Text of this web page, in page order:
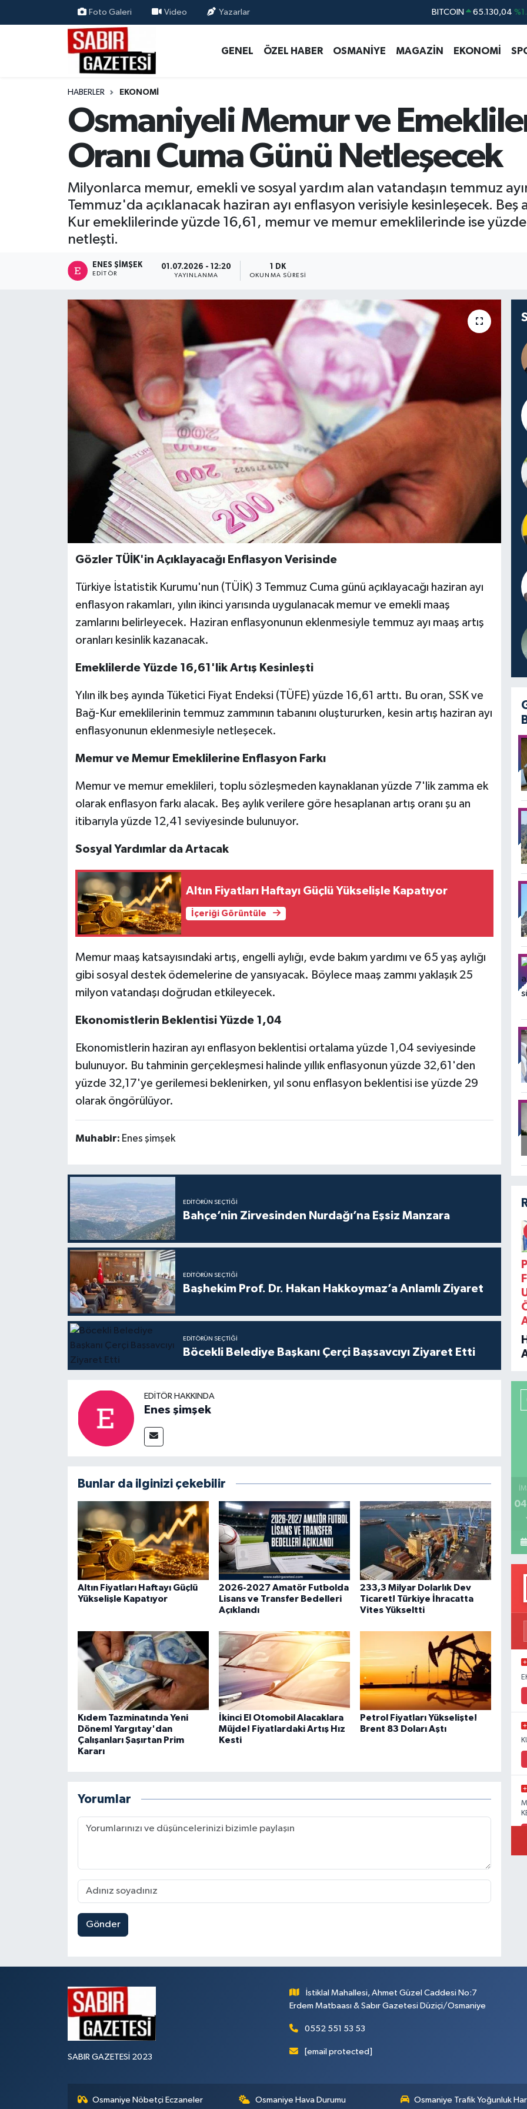
Foto Galeri Video Yazarlar
47,7106
GENEL ÖZEL HABER OSMANİYE MAGAZİN EKONOMİ
HABERLER EKONOMI
Osmaniyeli Memur ve
Oranı Cuma Günü Netleşecek
Milyonlarca memur, emekli ve sosyal yardım alan vatandaşın temmuz
Temmuz'da açıklanacak haziran ayı enflasyon verisiyle kesinleşecek. Beş
Kur emeklilerinde yüzde 16,61, memur ve memur emeklilerinde ise
netleşti.
ENES ŞIMŞEK
EDITÖR
01.07.2026 - 12:20
YAYINLANMA
1 DK
OKUNMA SÜRESI
Gözler TÜİK'in Açıklayacağı Enflasyon Verisinde
Türkiye İstatistik Kurumu'nun (TÜİK) 3 Temmuz Cuma günü açıklayacağı haziran ayı
enflasyon rakamları, yılın ikinci yarısında uygulanacak memur ve emekli maaş
zamlarını belirleyecek. Haziran enflasyonunun eklenmesiyle temmuz ayı maaş artış
oranları kesinlik kazanacak.
Emeklilerde Yüzde 16,61'lik Artış Kesinleşti
Yılın ilk beş ayında Tüketici Fiyat Endeksi (TÜFE) yüzde 16,61 arttı. Bu oran, SSK ve
Bağ-Kur emeklilerinin temmuz zammının tabanını oluştururken, kesin artış haziran ayı
enflasyonunun eklenmesiyle netleşecek.
Memur ve Memur Emeklilerine Enflasyon Farkı
Memur ve memur emeklileri, toplu sözleşmeden kaynaklanan yüzde 7'lik zamma ek
olarak enflasyon farkı alacak. Beş aylık verilere göre hesaplanan artış oranı şu an
itibarıyla yüzde 12,41 seviyesinde bulunuyor.
Sosyal Yardımlar da Artacak
Altın Fiyatları Haftayı Güçlü Yükselişle Kapatıyor
İçeriği Görüntüle
Memur maaş katsayısındaki artış, engelli aylığı, evde bakım yardımı ve 65 yaş aylığı
gibi sosyal destek ödemelerine de yansıyacak. Böylece maaş zammı yaklaşık 25
milyon vatandaşı doğrudan etkileyecek.
Ekonomistlerin Beklentisi Yüzde 1,04
Ekonomistlerin haziran ayı enflasyon beklentisi ortalama yüzde 1,04 seviyesinde
bulunuyor. Bu tahminin gerçekleşmesi halinde yıllık enflasyonun yüzde 32,61'den
yüzde 32,17'ye gerilemesi beklenirken, yıl sonu enflasyon beklentisi ise yüzde 29
olarak öngörülüyor.
Muhabir: Enes şimşek
EDITÖRÜN SEÇTIĞI
Bahçe’nin Zirvesinden Nurdağı’na Eşsiz Manzara
EDITÖRÜN SEÇTIĞI
Başhekim Prof. Dr. Hakan Hakkoymaz’a Anlamlı Ziyaret
EDITÖRÜN SEÇTIĞI
Böcekli Belediye Başkanı Çerçi Başsavcıyı Ziyaret Etti
EDITÖR HAKKINDA
Enes şimşek
Bunlar da ilginizi çekebilir
Altın Fiyatları Haftayı Güçlü
Yükselişle Kapatıyor
2026-2027 Amatör Futbolda
Lisans ve Transfer Bedelleri
Açıklandı
233,3 Milyar Dolarlık Dev
Ticaret! Türkiye İhracatta
Vites Yükseltti
Kıdem Tazminatında Yeni
Dönem! Yargıtay'dan
Çalışanları Şaşırtan Prim
Kararı
İkinci El Otomobil Alacaklara
Müjde! Fiyatlardaki Artış Hız
Kesti
Petrol Fiyatları Yükselişte!
Brent 83 Doları Aştı
Yorumlar
Gönder
SABIR GAZETESİ 2023
İstiklal Mahallesi, Ahmet Güzel Caddesi No:7
Erdem Matbaası & Sabır Gazetesi Düziçi/Osmaniye
0552 551 53 53
[email protected]
Osmaniye Nöbetçi Eczaneler Osmaniye Hava Durumu Osmaniye Trafik Yoğunluk
ÖZEL HABER
MAGAZİN
EKONOMİ
RESMİ İLANLAR
Osmaniye Nöbetçi Eczaneler
Osmaniye Hava Durumu
Osmaniye Trafik Yoğunluk Haritası
Süper Lig Puan Durumu ve Fikstür
Tüm Manşetler
Son Dakika Haberleri
Haber Arşivi